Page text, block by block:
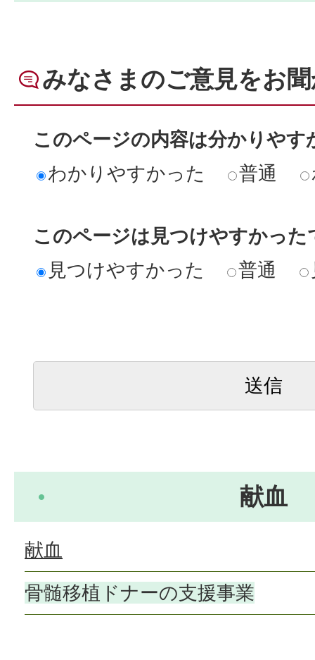
みなさまのご意見をお
このページの内容は分かりやす
わかりやすかった
普通
このページは見つけやすかった
見つけやすかった
普通
献血
献血
骨髄移植ドナーの支援事業